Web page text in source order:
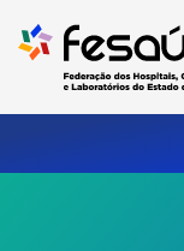
para